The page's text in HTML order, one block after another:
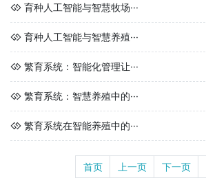
育种人工智能与智慧牧场···
育种人工智能与智慧养殖···
繁育系统：智能化管理让···
繁育系统：智慧养殖中的···
繁育系统在智能养殖中的···
首页 上一页 下一页